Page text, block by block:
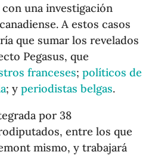
una investigación
A estos casos
que sumar los revelados
Pegasus, que
franceses;políticos de
; yperiodistas belgas.
por 38
entre los que
mismo, y trabajará